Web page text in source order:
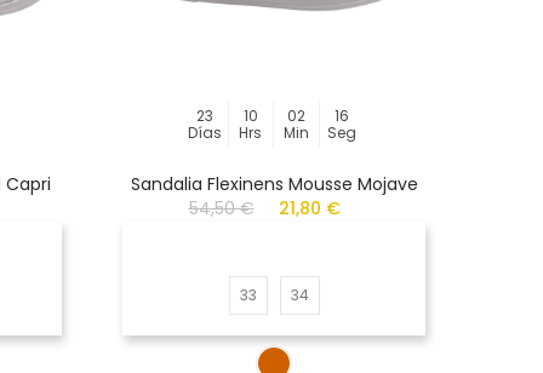
Capri
23
Días
10
Hrs
02
Min
16
Seg
Sandalia Flexinens Mousse Mojave
54,50 €
21,80 €
33 34